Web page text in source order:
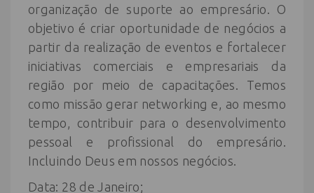
organização de suporte ao empresário. O
objetivo é criar oportunidade de negócios a
partir da realização de eventos e fortalecer
iniciativas comerciais e empresariais da
região por meio de capacitações. Temos
como missão gerar networking e, ao mesmo
tempo, contribuir para o desenvolvimento
pessoal e profissional do empresário.
Incluindo Deus em nossos negócios.
Data: 28 de Janeiro;